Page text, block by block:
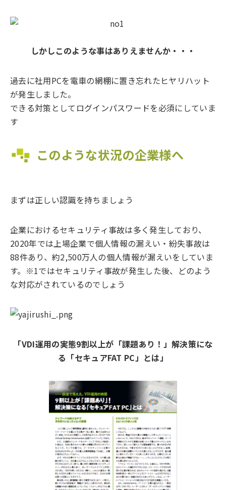
しかしこのような事はありえませんか・・・
過去に社用PCを電車の網棚に置き忘れたヒヤリハット
が発生しました。
できる対策としてログインパスワードを必須にしていま
す
このような状況の企業様へ
まずは正しい認識を持ちましょう
企業におけるセキュリティ事故は多く発⽣しており、
2020年では上場企業で個⼈情報の漏えい・紛失事故は
88件あり、約2,500万⼈の個⼈情報が漏えいをしていま
す。※1ではセキュリティ事故が発⽣した後、どのよう
な対応がされているのでしょう
「VDI運用の実態9割以上が「課題あり！」解決策にな
る「セキュアFAT PC」とは」